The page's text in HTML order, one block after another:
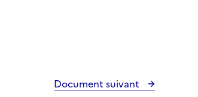
Document suivant